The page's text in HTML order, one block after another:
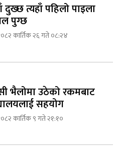
दुख्छ त्यहाँ पहिलो पाइला
पुग्छ
कार्तिक २६ गते ०८:२४
भैलोमा उठेको रकमबाट
सहयोग
कार्तिक ९ गते २१:१०